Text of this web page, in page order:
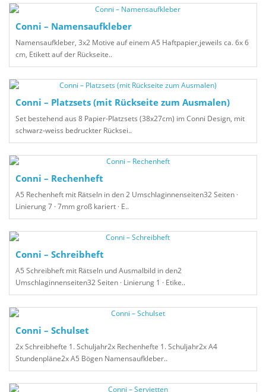
Conni – Namensaufkleber
Namensaufkleber, 3x2 Motive auf einem A5 Haftpapier,jeweils ca. 6x 6
cm, Etikett auf der Rückseite..
Conni – Platzsets (mit Rückseite zum Ausmalen)
Set bestehend aus 8 Papier-Platzsets (38x27cm) im Conni Design, mit
schwarz-weiss bedruckter Rücksei..
Conni – Rechenheft
A5 Rechenheft mit Rätseln in den 2 Umschlaginnenseiten32 Seiten ·
Linierung 7 · 7mm groß kariert · E..
Conni – Schreibheft
A5 Schreibheft mit Rätseln und Ausmalbild in den2
Umschlaginnenseiten32 Seiten · Linierung 1 · Etike..
Conni – Schulset
2x Schreibhefte 1. Schuljahr2x Rechenhefte 1. Schuljahr2x A4
Stundenpläne2x A5 Bögen Namensaufkleber..